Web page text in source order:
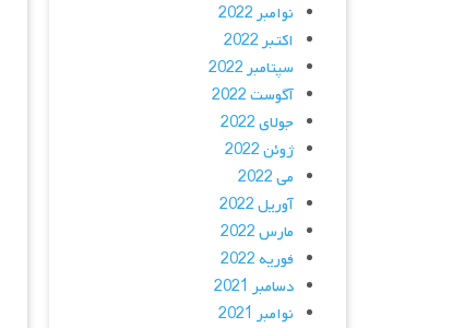
نوامبر 2022
اکتبر 2022
سپتامبر 2022
آگوست 2022
جولای 2022
ژوئن 2022
می 2022
آوریل 2022
مارس 2022
فوریه 2022
دسامبر 2021
نوامبر 2021